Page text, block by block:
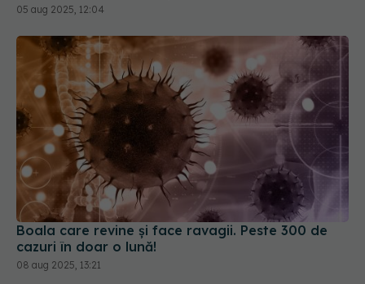
05 aug 2025, 12:04
Boala care revine și face ravagii. Peste 300 de
cazuri în doar o lună!
08 aug 2025, 13:21